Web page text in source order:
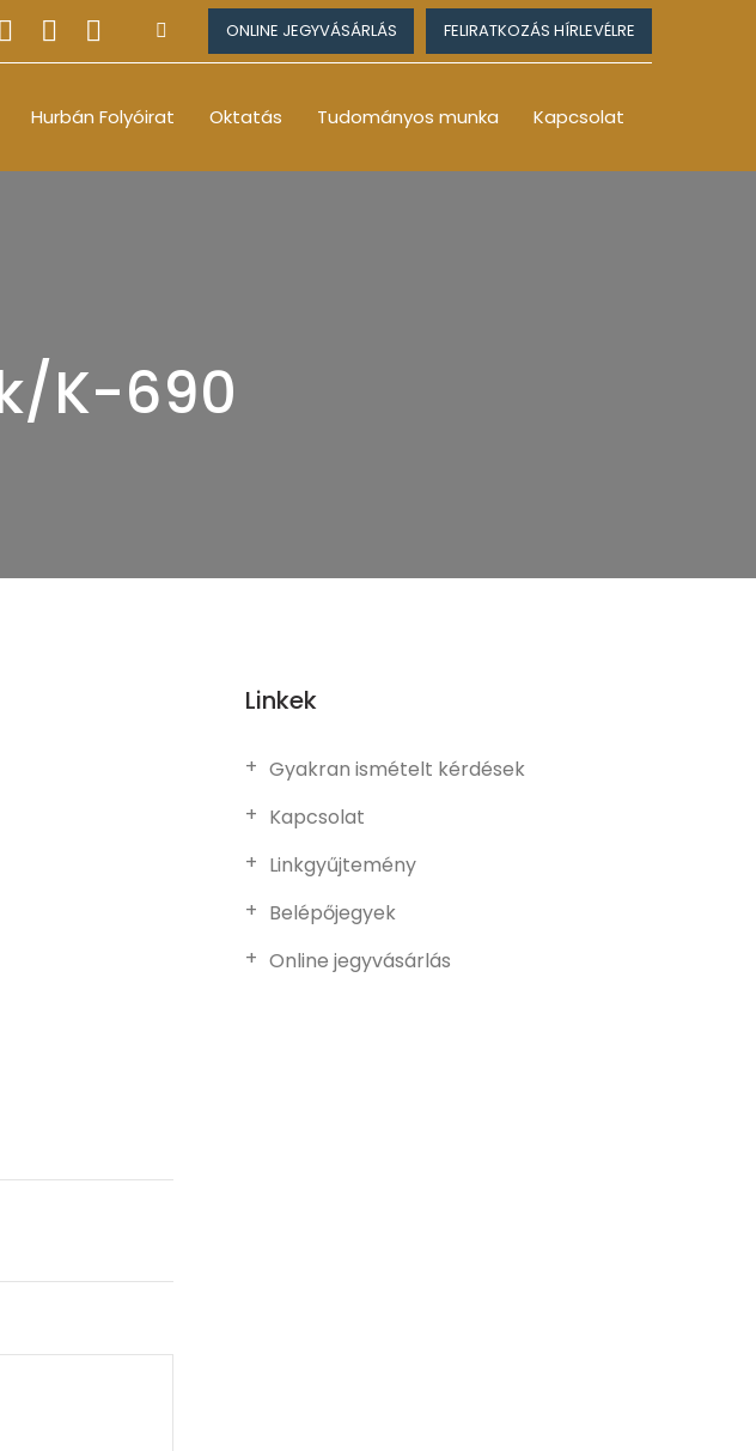
ONLINE JEGYVÁSÁRLÁS FELIRATKOZÁS HÍRLEVÉLRE
Hurbán Folyóirat Oktatás Tudományos munka Kapcsolat
K-690
Linkek
Gyakran ismételt kérdések
Kapcsolat
Linkgyűjtemény
Belépőjegyek
Online jegyvásárlás